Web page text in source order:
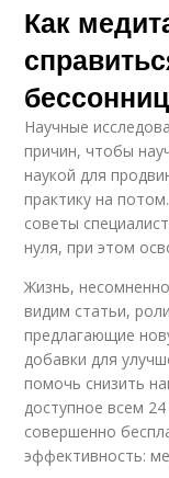
Как
Научные
причин, чтобы
наукой для
практику на
советы
нуля, при этом
Жизнь,
видим статьи,
предлагающие
добавки для
помочь снизить
доступное всем
совершенно
эффективность: